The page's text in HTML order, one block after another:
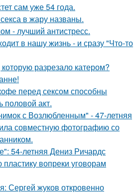
сам уже 54 года.
в жару названы.
- лучший антистресс.
в нашу жизнь - и сразу "Что-то
разрезало катером?
перед сексом способны
половой акт.
с Возлюбленным" - 47-летняя
совместную фотографию со
54-летняя Дениз Ричардс
вопреки уговорам
Сергей жуков откровенно